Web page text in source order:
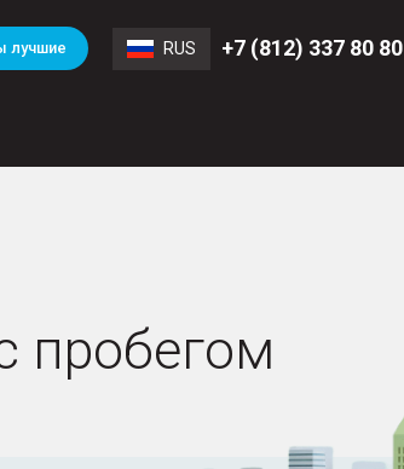
лучшие RUS +7 (812) 337 80 80
BMW
Mercedes Benz
пробегом